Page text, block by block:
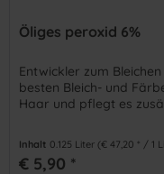
Öliges peroxid 6%
Entwickler zum
besten Bleich- und
Haar und pflegt es
Inhalt 0.125 Liter (€ 47,20 * / 1
€ 5,90 *